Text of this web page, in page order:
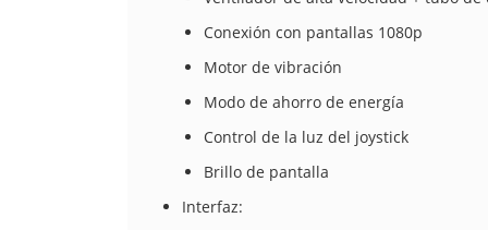
Conexión con pantallas 1080p
Motor de vibración
Modo de ahorro de energía
Control de la luz del joystick
Brillo de pantalla
Interfaz: